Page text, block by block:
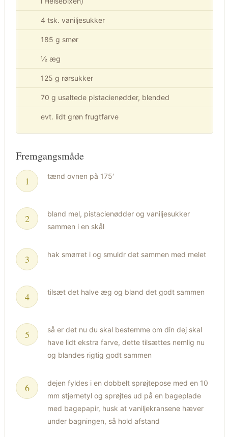
4 tsk. vaniljesukker
185 g smør
½ æg
125 g rørsukker
70 g usaltede pistacienødder, blended
evt. lidt grøn frugtfarve
Fremgangsmåde
tænd ovnen på 175′
bland mel, pistacienødder og vaniljesukker
sammen i en skål
hak smørret i og smuldr det sammen med melet
tilsæt det halve æg og bland det godt sammen
så er det nu du skal bestemme om din dej skal
have lidt ekstra farve, dette tilsættes nemlig nu
og blandes rigtig godt sammen
dejen fyldes i en dobbelt sprøjtepose med en 10
mm stjernetyl og sprøjtes ud på en bageplade
med bagepapir, husk at vaniljekransene hæver
under bagningen, så hold afstand